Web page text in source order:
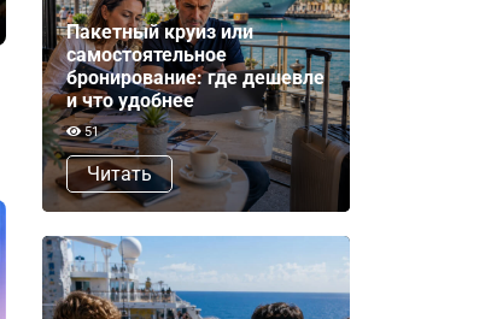
Пакетный круиз или
самостоятельное
бронирование: где дешевле
и что удобнее
51
Читать